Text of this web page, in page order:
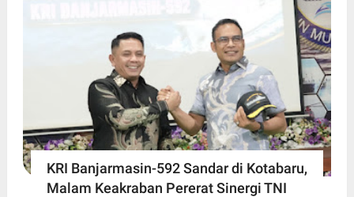
KRI Banjarmasin-592 Sandar di Kotabaru,
Malam Keakraban Pererat Sinergi TNI